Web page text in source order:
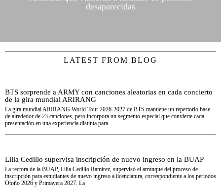
desaparecidas
LATEST FROM BLOG
BTS sorprende a ARMY con canciones aleatorias en cada concierto
de la gira mundial ARIRANG
La gira mundial ARIRANG World Tour 2026-2027 de BTS mantiene un repertorio base
de alrededor de 23 canciones, pero incorpora un segmento especial que convierte cada
presentación en una experiencia distinta para
Lilia Cedillo supervisa inscripción de nuevo ingreso en la BUAP
La rectora de la BUAP, Lilia Cedillo Ramírez, supervisó el arranque del proceso de
inscripción para estudiantes de nuevo ingreso a licenciatura, correspondiente a los periodos
Otoño 2026 y Primavera 2027. La